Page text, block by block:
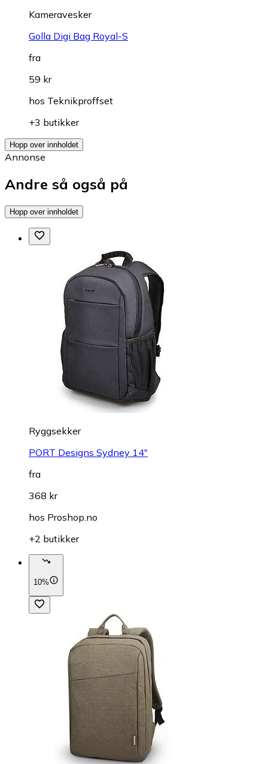
Kameravesker
Golla Digi Bag Royal-S
fra
59 kr
hos Teknikproffset
+3 butikker
Hopp over innholdet
Annonse
Andre så også på
Hopp over innholdet
Ryggsekker
PORT Designs Sydney 14"
fra
368 kr
hos Proshop.no
+2 butikker
10%